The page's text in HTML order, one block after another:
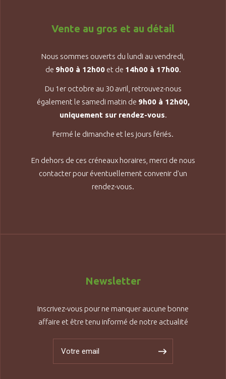
Vente au gros et au détail
Nous sommes ouverts du lundi au vendredi,
de 9h00 à 12h00et de 14h00 à 17h00.
Du 1er octobre au 30 avril, retrouvez-nous
également le samedi matin de 9h00 à 12h00,
uniquement sur rendez-vous.
Fermé le dimanche et les jours fériés.
En dehors de ces créneaux horaires, merci de nous
contacter pour éventuellement convenir d'un
rendez-vous.
Newsletter
Inscrivez-vous pour ne manquer aucune bonne
affaire et être tenu informé de notre actualité